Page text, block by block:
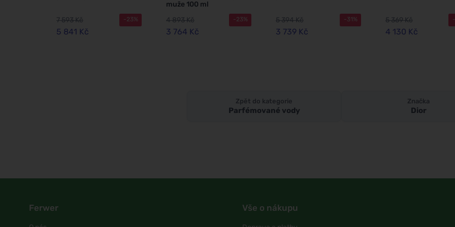
7 593 Kč
5 841 Kč
-23%
muže 100 ml
4 893 Kč
3 764 Kč
-23% 5 394 Kč
3 739 Kč
-31% 5 369 Kč
4 130 Kč
Zpět do kategorie
Parfémované vody
Značka
Dior
Ferwer Vše o nákupu